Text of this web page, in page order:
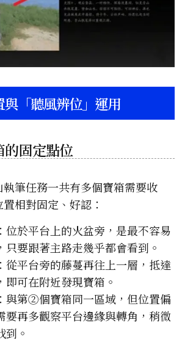
「聽風辨位」運用
的固定點位
筆任務一共有多個寶箱需要收
相對固定、好認：
於平台上的火盆旁，是最不容易
只要跟著主路走幾乎都會看到。
平台旁的藤蔓再往上一層，抵達
即可在附近發現寶箱。
第②個寶箱同一區域，但位置偏
要再多觀察平台邊緣與轉角，稍微
到。